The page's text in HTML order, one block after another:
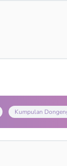
Kumpulan